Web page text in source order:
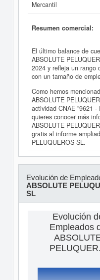
Mercantil
Resumen comercial:
El último balance de
ABSOLUTE
2024 y refleja un rango
con un tamaño de
Como hemos
ABSOLUTE
actividad CNAE "9621
quieres conocer más
ABSOLUTE
gratis al informe
PELUQUEROS SL.
Evolución de
ABSOLUTE
SL
Evolución
Empleados